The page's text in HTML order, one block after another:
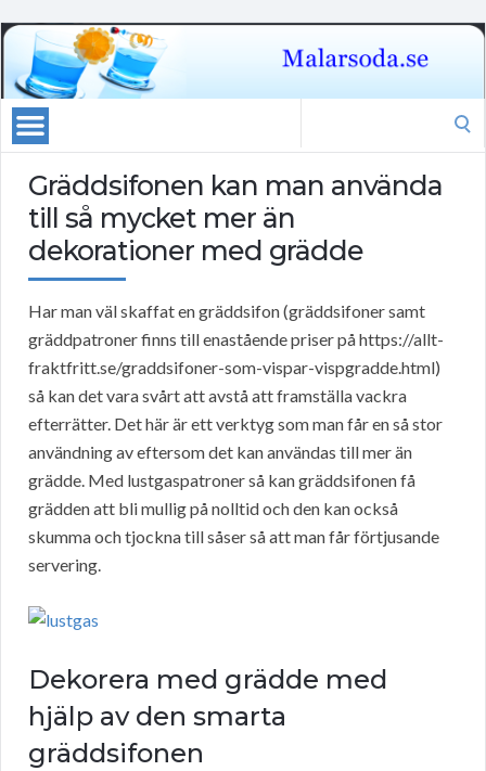
Gräddsifonen kan man använda
till så mycket mer än
dekorationer med grädde
Har man väl skaffat en gräddsifon (gräddsifoner samt
gräddpatroner finns till enastående priser på https://allt-
fraktfritt.se/graddsifoner-som-vispar-vispgradde.html)
så kan det vara svårt att avstå att framställa vackra
efterrätter. Det här är ett verktyg som man får en så stor
användning av eftersom det kan användas till mer än
grädde. Med lustgaspatroner så kan gräddsifonen få
grädden att bli mullig på nolltid och den kan också
skumma och tjockna till såser så att man får förtjusande
servering.
Dekorera med grädde med
hjälp av den smarta
gräddsifonen